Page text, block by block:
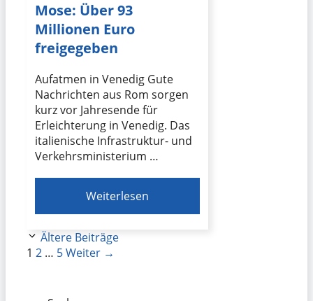
Mose: Über 93
Millionen Euro
freigegeben
Aufatmen in Venedig Gute
Nachrichten aus Rom sorgen
kurz vor Jahresende für
Erleichterung in Venedig. Das
italienische Infrastruktur- und
Verkehrsministerium …
Weiterlesen
Ältere Beiträge
Seite
1 Seite
2 … Seite
5Weiter →